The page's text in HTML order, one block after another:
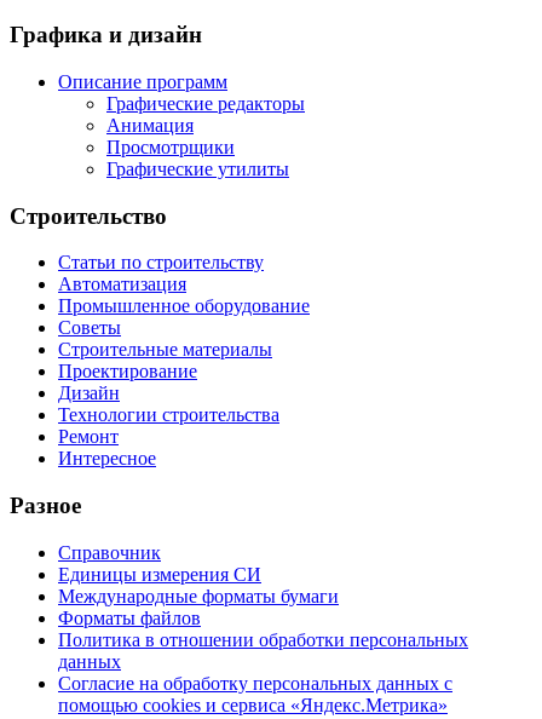
Графика и дизайн
Описание программ
Графические редакторы
Анимация
Просмотрщики
Графические утилиты
Строительство
Статьи по строительству
Автоматизация
Промышленное оборудование
Советы
Строительные материалы
Проектирование
Дизайн
Технологии строительства
Ремонт
Интересное
Разное
Справочник
Единицы измерения СИ
Международные форматы бумаги
Форматы файлов
Политика в отношении обработки персональных
данных
Согласие на обработку персональных данных с
помощью cookies и сервиса «Яндекс.Метрика»